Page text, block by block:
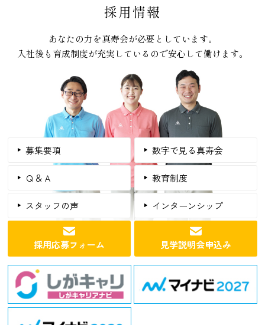
採用情報
あなたの力を真寿会が必要としています。
入社後も育成制度が充実しているので安心して働けます。
募集要項 数字で見る真寿会
Ｑ＆Ａ 教育制度
スタッフの声 インターンシップ
採用応募フォーム 見学説明会申込み